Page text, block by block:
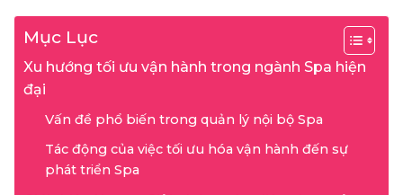
Mục Lục
Xu hướng tối ưu vận hành trong ngành Spa hiện
đại
Vấn đề phổ biến trong quản lý nội bộ Spa
Tác động của việc tối ưu hóa vận hành đến sự
phát triển Spa